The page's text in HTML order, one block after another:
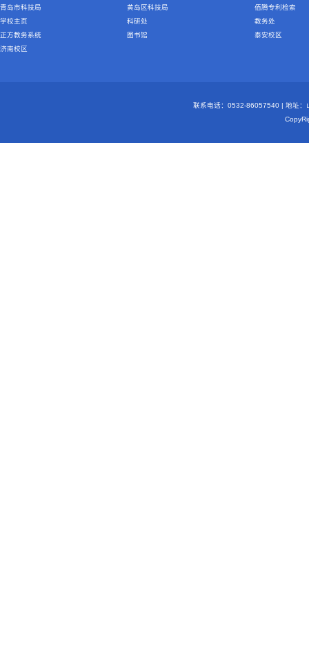
青岛市科技局
黄岛区科技局
佰腾专利检索
学校主页
科研处
教务处
正方教务系统
图书馆
泰安校区
济南校区
联系电话：0532-86057540 | 地址：